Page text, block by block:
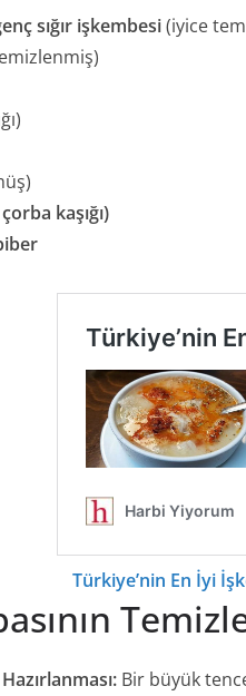
sığır işkembesi(iyice
kaşığı)
Türkiye’nin En İyi
Bir büyük